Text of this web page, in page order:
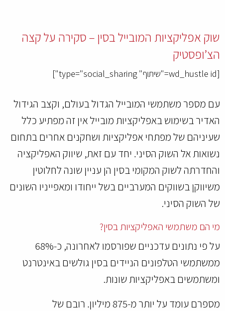
שוק אפליקציות המובייל בסין – סקירה על קצה
הצ’ופסטיק
[wd_hustle id="שיתוף" type="social_sharing"]
עם מספר משתמשי המובייל הגדול בעולם, וקצב הגידול
האדיר בשימוש באפליקציות מובייל אין זה מפתיע כלל
שעיניהם של מפתחי אפליקציות ושחקנים אחרים בתחום
נשואות אל השוק הסיני. יחד עם זאת, שיווק האפליקציה
והחדרתה לשוק המקומי בסין הן עניין שונה לחלוטין
משיווקן בשווקים המערביים בשל ייחודו ומאפייניו השונים
של השוק הסיני.
מי הם משתמשי האפליקציות בסין?
על פי נתונים עדכניים שפורסמו לאחרונה, כ-68%
ממשתמשי הטלפונים הניידים בסין גולשים באינטרנט
ומשתמשים באפליקציות שונות.
מספרם עומד על יותר מ-875 מיליון. רובם של